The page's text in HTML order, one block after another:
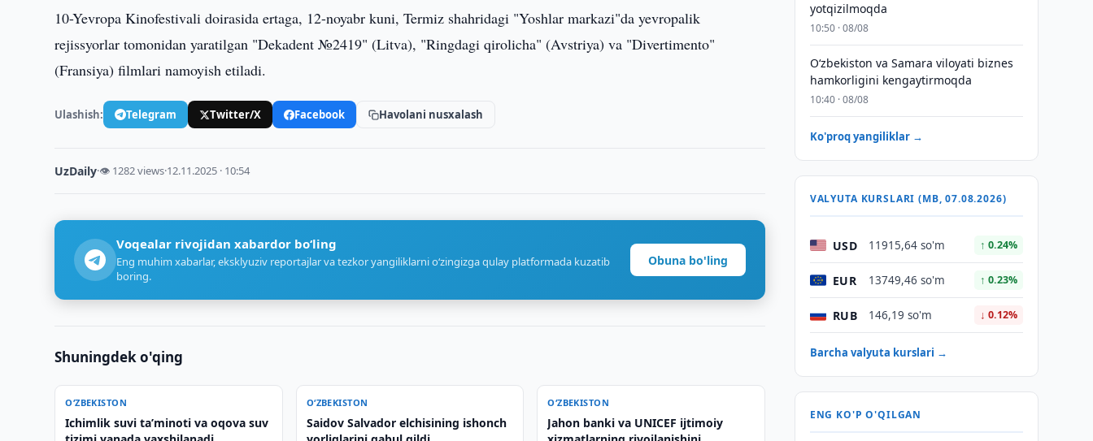
10-Yevropa Kinofestivali doirasida ertaga, 12-noyabr kuni, Termiz shahridagi "Yoshlar markazi"da yevropalik
rejissyorlar tomonidan yaratilgan "Dekadent №2419" (Litva), "Ringdagi qirolicha" (Avstriya) va "Divertimento"
(Fransiya) filmlari namoyish etiladi.
Ulashish: Telegram Twitter/X Facebook Havolani nusxalash
UzDaily·👁 1282 views·12.11.2025 · 10:54
Voqealar rivojidan xabardor bo‘ling
Eng muhim xabarlar, eksklyuziv reportajlar va tezkor yangiliklarni o‘zingizga qulay platformada kuzatib
boring.
Obuna bo'ling
Shuningdek o'qing
O‘ZBEKISTON
Ichimlik suvi taʼminoti va oqova suv
O‘ZBEKISTON
Saidov Salvador elchisining ishonch
O‘ZBEKISTON
Jahon banki va UNICEF ijtimoiy
yotqizilmoqda
10:50 · 08/08
Oʻzbekiston va Samara viloyati biznes
hamkorligini kengaytirmoqda
10:40 · 08/08
Ko'proq yangiliklar →
VALYUTA KURSLARI (MB, 07.08.2026)
USD 11915,64 so'm ↑ 0.24%
EUR 13749,46 so'm ↑ 0.23%
RUB 146,19 so'm ↓ 0.12%
Barcha valyuta kurslari →
ENG KO'P O'QILGAN